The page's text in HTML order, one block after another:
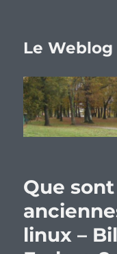
Le
Que
linux –